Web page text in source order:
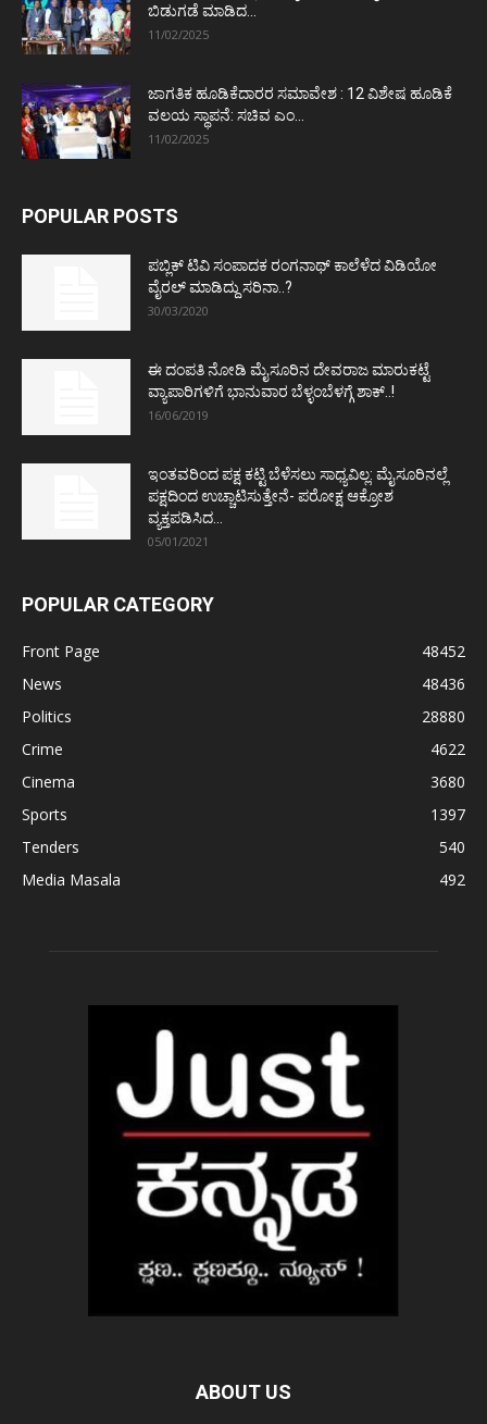
ಬಿಡುಗಡೆ ಮಾಡಿದ...
11/02/2025
ಜಾಗತಿಕ ಹೂಡಿಕೆದಾರರ ಸಮಾವೇಶ : 12 ವಿಶೇಷ ಹೂಡಿಕೆ
ವಲಯ ಸ್ಥಾಪನೆ: ಸಚಿವ ಎಂ...
11/02/2025
POPULAR POSTS
ಪಬ್ಲಿಕ್ ಟಿವಿ ಸಂಪಾದಕ ರಂಗನಾಥ್ ಕಾಲೆಳೆದ ವಿಡಿಯೋ
ವೈರಲ್ ಮಾಡಿದ್ದು ಸರಿನಾ..?
30/03/2020
ಈ ದಂಪತಿ ನೋಡಿ ಮೈಸೂರಿನ ದೇವರಾಜ ಮಾರುಕಟ್ಟೆ
ವ್ಯಾಪಾರಿಗಳಿಗೆ ಭಾನುವಾರ ಬೆಳ್ಳಂಬೆಳಗ್ಗೆ ಶಾಕ್..!
16/06/2019
ಇಂತವರಿಂದ ಪಕ್ಷ ಕಟ್ಟಿ ಬೆಳೆಸಲು ಸಾಧ್ಯವಿಲ್ಲ: ಮೈಸೂರಿನಲ್ಲೆ
ಪಕ್ಷದಿಂದ ಉಚ್ಚಾಟಿಸುತ್ತೇನೆ- ಪರೋಕ್ಷ ಆಕ್ರೋಶ
ವ್ಯಕ್ತಪಡಿಸಿದ...
05/01/2021
POPULAR CATEGORY
Front Page
48452
News
48436
Politics
28880
Crime
4622
Cinema
3680
Sports
1397
Tenders
540
Media Masala
492
ABOUT US